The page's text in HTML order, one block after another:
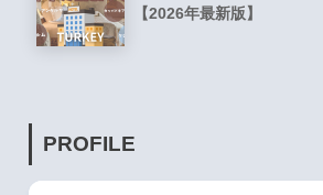
【2026年最新版】
PROFILE